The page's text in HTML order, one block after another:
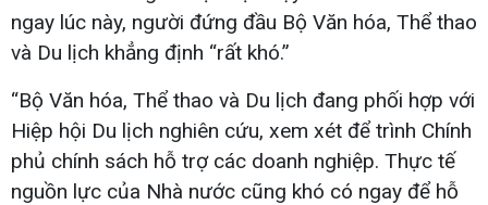
ngay lúc này, người đứng đầu Bộ Văn hóa, Thể thao
và Du lịch khẳng định “rất khó.”
“Bộ Văn hóa, Thể thao và Du lịch đang phối hợp với
Hiệp hội Du lịch nghiên cứu, xem xét để trình Chính
phủ chính sách hỗ trợ các doanh nghiệp. Thực tế
nguồn lực của Nhà nước cũng khó có ngay để hỗ